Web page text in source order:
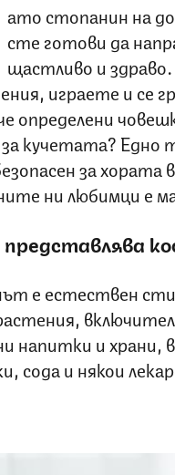
ато стопанин на
сте готови да
щастливо и
играете и се
определени
за кучетата?
за хората
ни любимци е
е естествен
напитки и храни,
сода и някои